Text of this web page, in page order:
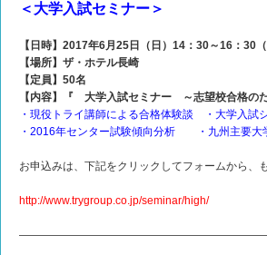
＜大学入試セミナー＞
【日時】2017年6月25日（日）14：30～16：30
【場所】ザ・ホテル長崎
【定員】50名
【内容】『 大学入試セミナー ～志望校合格の
・現役トライ講師による合格体験談 ・大学入試
・2016年センター試験傾向分析 ・九州主要大
お申込みは、下記をクリックしてフォームから
http://www.trygroup.co.jp/seminar/high/